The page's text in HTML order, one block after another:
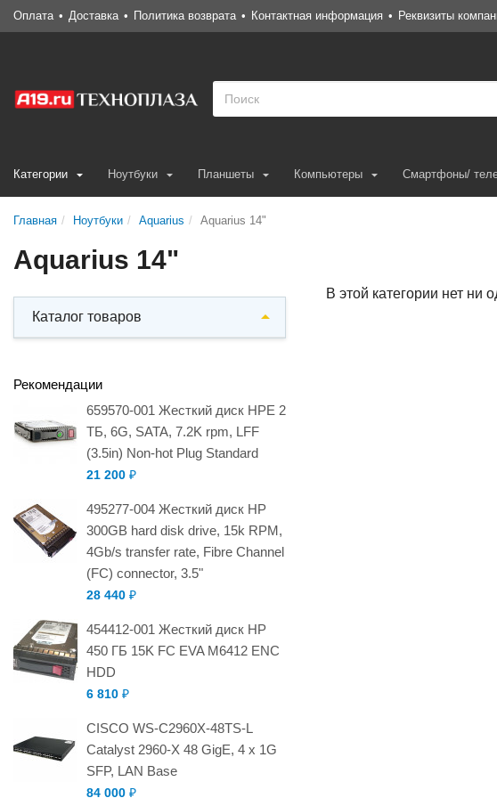
Оплата Доставка Политика возврата Контактная информация Реквизиты
Категории Ноутбуки Планшеты Компьютеры Смартфоны/
Главная Ноутбуки Aquarius Aquarius 14"
Aquarius 14"
Каталог товаров
Рекомендации
659570-001 Жесткий диск HPE 2
ТБ, 6G, SATA, 7.2K rpm, LFF
(3.5in) Non-hot Plug Standard
21 200 ₽
495277-004 Жесткий диск HP
300GB hard disk drive, 15k RPM,
4Gb/s transfer rate, Fibre Channel
(FC) connector, 3.5"
28 440 ₽
454412-001 Жесткий диск HP
450 ГБ 15K FC EVA M6412 ENC
HDD
6 810 ₽
CISCO WS-C2960X-48TS-L
Catalyst 2960-X 48 GigE, 4 x 1G
SFP, LAN Base
84 000 ₽
В этой категории нет ни